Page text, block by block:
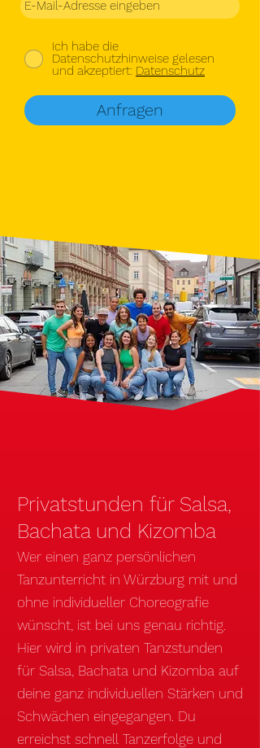
Ich habe die
Datenschutzhinweise gelesen
und akzeptiert: Datenschutz
Anfragen
Privatstunden für Salsa,
Bachata und Kizomba
Wer einen ganz persönlichen
Tanzunterricht in Würzburg mit und
ohne individueller Choreografie
wünscht, ist bei uns genau richtig.
Hier wird in privaten Tanzstunden
für Salsa, Bachata und Kizomba auf
deine ganz individuellen Stärken und
Schwächen eingegangen. Du
erreichst schnell Tanzerfolge und